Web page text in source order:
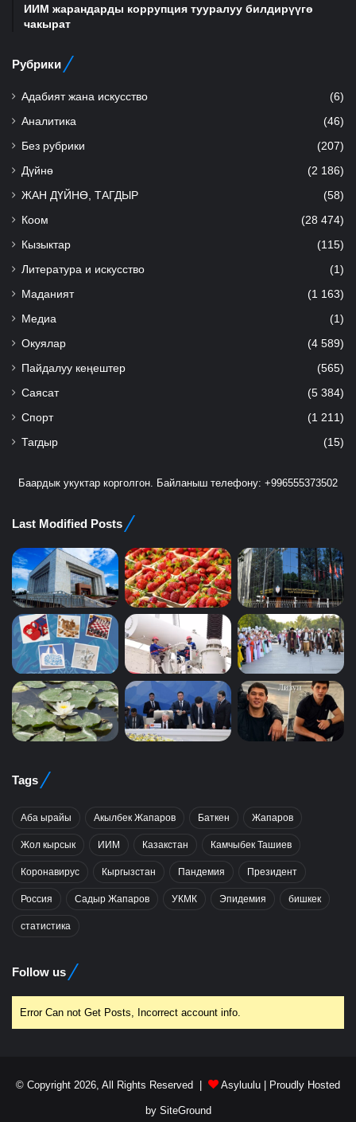
ИИМ жарандарды коррупция тууралуу билдирүүгө
чакырат
Рубрики
Адабият жана искусство (6)
Аналитика (46)
Без рубрики (207)
Дүйнө (2 186)
ЖАН ДҮЙНӨ, ТАГДЫР (58)
Коом (28 474)
Кызыктар (115)
Литература и искусство (1)
Маданият (1 163)
Медиа (1)
Окуялар (4 589)
Пайдалуу кеңештер (565)
Саясат (5 384)
Спорт (1 211)
Тагдыр (15)
Баардык укуктар корголгон. Байланыш телефону: +996555373502
Last Modified Posts
Tags
Аба ырайы Акылбек Жапаров Баткен Жапаров
Жол кырсык ИИМ Казакстан Камчыбек Ташиев
Коронавирус Кыргызстан Пандемия Президент
Россия Садыр Жапаров УКМК Эпидемия бишкек
статистика
Follow us
Error Can not Get Posts, Incorrect account info.
© Copyright 2026, All Rights Reserved | Asyluulu | Proudly Hosted
by SiteGround